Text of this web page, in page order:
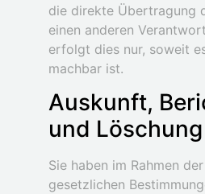
die direkte Übertragung
einen anderen
erfolgt dies nur, soweit
machbar ist.
Auskunft,
und Löschung
Sie haben im Rahmen
gesetzlichen